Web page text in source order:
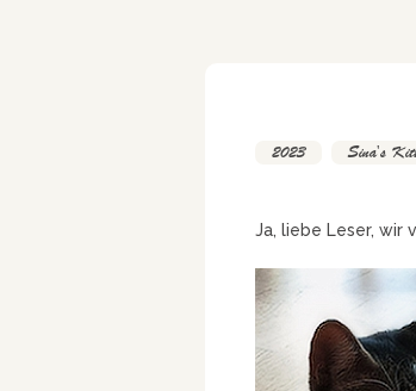
2023 Sina's
Ja, liebe Leser, wir